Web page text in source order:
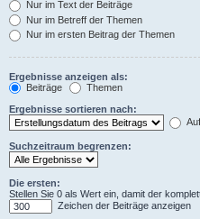
Nur im Text der Beiträge
Nur im Betreff der Themen
Nur im ersten Beitrag der Themen
Ergebnisse anzeigen als:
Beiträge
Themen
Ergebnisse sortieren nach:
Suchzeitraum begrenzen:
Die ersten:
Stellen Sie 0 als Wert ein, damit der
Zeichen der Beiträge anzeigen